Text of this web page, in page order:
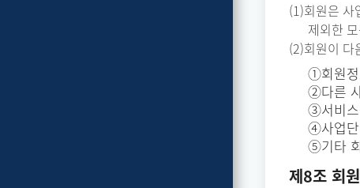
(1)회원은 사
제외한
(2)회원이 다
①회원정
②다른
③서비스
④사업단
⑤기타
제8조 회